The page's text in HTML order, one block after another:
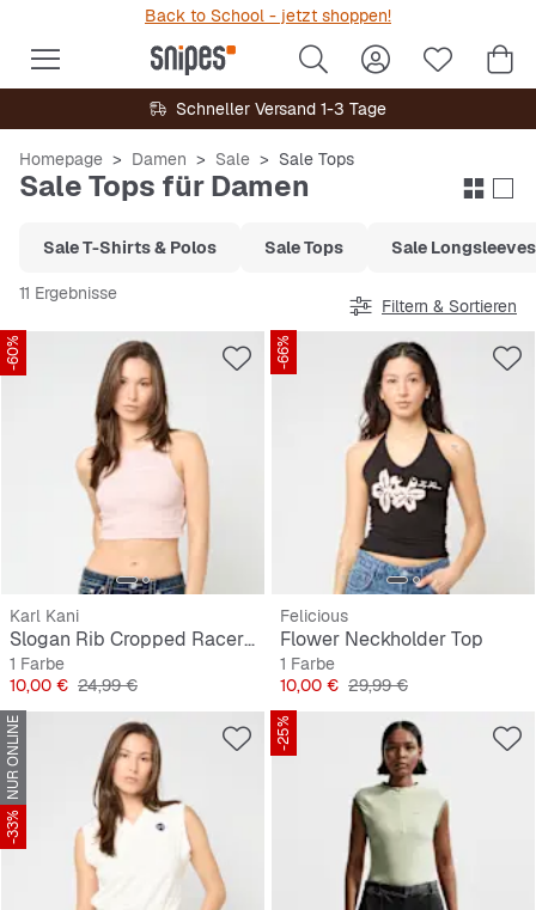
Back to School - jetzt shoppen!
Schneller Versand 1-3 Tage
Homepage Damen Sale Sale Tops
Sale Tops für Damen
Sale T-Shirts & Polos Sale Tops Sale Longsleeves
11 Ergebnisse
Filtern & Sortieren
-60%
Karl Kani
Slogan Rib Cropped Racer Top
1 Farbe
Preis
10,00 € Originalpreis
24,99 €
-66%
Felicious
Flower Neckholder Top
1 Farbe
Preis
10,00 € Originalpreis
29,99 €
NUR ONLINE
-33%
-25%